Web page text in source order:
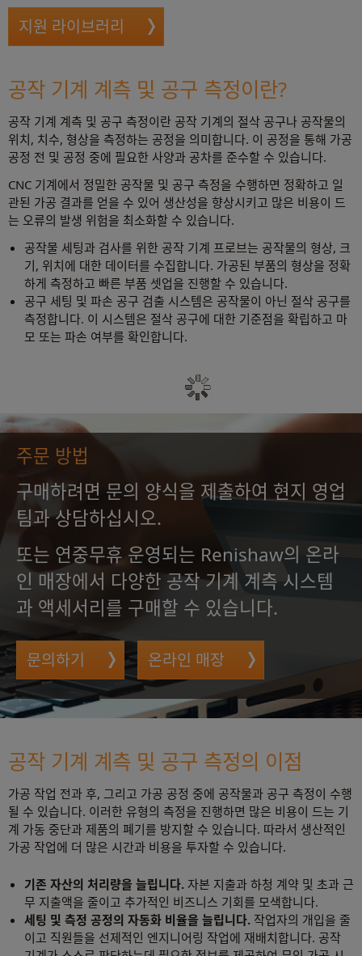
지원 라이브러리
공작 기계 계측 및 공구 측정이란?
공작 기계 계측 및 공구 측정이란 공작 기계의 절삭 공구나 공작물의
위치, 치수, 형상을 측정하는 공정을 의미합니다. 이 공정을 통해 가공
공정 전 및 공정 중에 필요한 사양과 공차를 준수할 수 있습니다.
CNC 기계에서 정밀한 공작물 및 공구 측정을 수행하면 정확하고 일
관된 가공 결과를 얻을 수 있어 생산성을 향상시키고 많은 비용이 드
는 오류의 발생 위험을 최소화할 수 있습니다.
공작물 세팅과 검사를 위한 공작 기계 프로브는 공작물의 형상, 크
기, 위치에 대한 데이터를 수집합니다. 가공된 부품의 형상을 정확
하게 측정하고 빠른 부품 셋업을 진행할 수 있습니다.
공구 세팅 및 파손 공구 검출 시스템은 공작물이 아닌 절삭 공구를
측정합니다. 이 시스템은 절삭 공구에 대한 기준점을 확립하고 마
모 또는 파손 여부를 확인합니다.
주문 방법
구매하려면 문의 양식을 제출하여 현지 영업
팀과 상담하십시오.
또는 연중무휴 운영되는 Renishaw의 온라
인 매장에서 다양한 공작 기계 계측 시스템
과 액세서리를 구매할 수 있습니다.
문의하기 온라인 매장
공작 기계 계측 및 공구 측정의 이점
가공 작업 전과 후, 그리고 가공 공정 중에 공작물과 공구 측정이 수행
될 수 있습니다. 이러한 유형의 측정을 진행하면 많은 비용이 드는 기
계 가동 중단과 제품의 폐기를 방지할 수 있습니다. 따라서 생산적인
가공 작업에 더 많은 시간과 비용을 투자할 수 있습니다.
기존 자산의 처리량을 늘립니다. 자본 지출과 하청 계약 및 초과 근
무 지출액을 줄이고 추가적인 비즈니스 기회를 모색합니다.
세팅 및 측정 공정의 자동화 비율을 늘립니다. 작업자의 개입을 줄
이고 직원들을 선제적인 엔지니어링 작업에 재배치합니다. 공작